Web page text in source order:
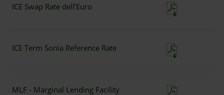
ICE Swap Rate dell’Euro
ICE Term Sonia Reference Rate
MLF - Marginal Lending Facility